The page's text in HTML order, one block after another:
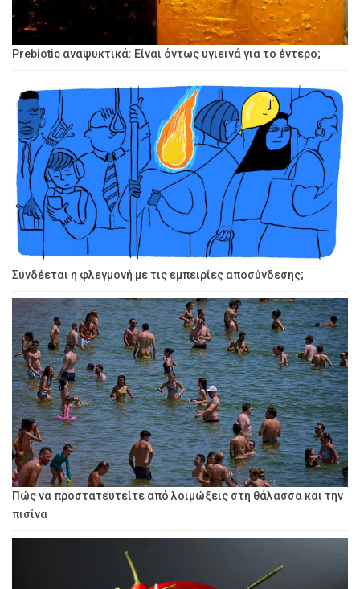
Prebiotic αναψυκτικά: Είναι όντως υγιεινά για το έντερο;
Συνδέεται η φλεγμονή με τις εμπειρίες αποσύνδεσης;
Πώς να προστατευτείτε από λοιμώξεις στη θάλασσα και την
πισίνα